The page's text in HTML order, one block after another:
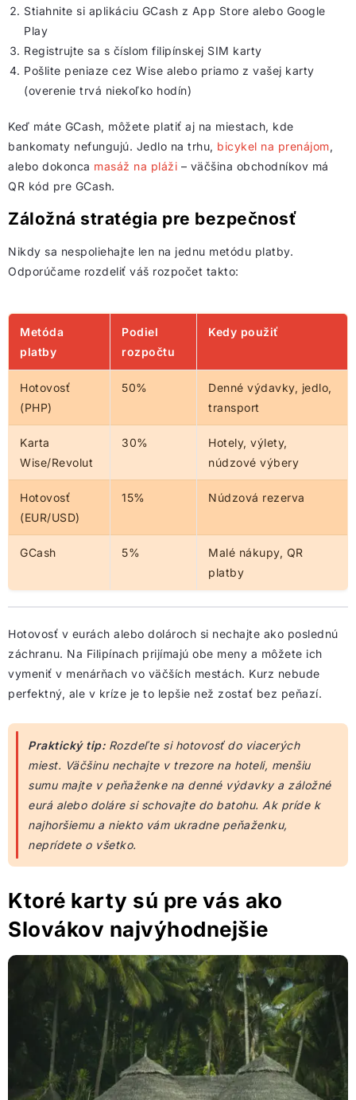
Stiahnite si aplikáciu GCash z App Store alebo Google
Play
Registrujte sa s číslom filipínskej SIM karty
Pošlite peniaze cez Wise alebo priamo z vašej karty
(overenie trvá niekoľko hodín)
Keď máte GCash, môžete platiť aj na miestach, kde
bankomaty nefungujú. Jedlo na trhu, bicykel na prenájom,
alebo dokonca masáž na pláži – väčšina obchodníkov má
QR kód pre GCash.
Záložná stratégia pre bezpečnosť
Nikdy sa nespoliehajte len na jednu metódu platby.
Odporúčame rozdeliť váš rozpočet takto:
Metóda
platby
Podiel
rozpočtu
Kedy použiť
Hotovosť
(PHP)
50%
Denné výdavky, jedlo,
transport
Karta
Wise/Revolut
30%
Hotely, výlety,
núdzové výbery
Hotovosť
(EUR/USD)
15% Núdzová rezerva
GCash 5%
Malé nákupy, QR
platby
Hotovosť v eurách alebo dolároch si nechajte ako poslednú
záchranu. Na Filipínach prijímajú obe meny a môžete ich
vymeniť v menárňach vo väčších mestách. Kurz nebude
perfektný, ale v kríze je to lepšie než zostať bez peňazí.
Praktický tip:Rozdeľte si hotovosť do viacerých
miest. Väčšinu nechajte v trezore na hoteli, menšiu
sumu majte v peňaženke na denné výdavky a záložné
eurá alebo doláre si schovajte do batohu. Ak príde k
najhoršiemu a niekto vám ukradne peňaženku,
neprídete o všetko.
Ktoré karty sú pre vás ako
Slovákov najvýhodnejšie